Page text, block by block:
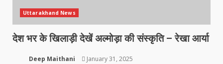
Uttarakhand News
देश भर के खिलाड़ी देखें अल्मोड़ा की संस्कृति – रेखा आर्या
Deep Maithani January 31, 2025